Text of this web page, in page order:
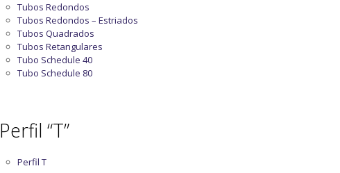
Tubos Redondos
Tubos Redondos – Estriados
Tubos Quadrados
Tubos Retangulares
Tubo Schedule 40
Tubo Schedule 80
Perfil “T”
Perfil T